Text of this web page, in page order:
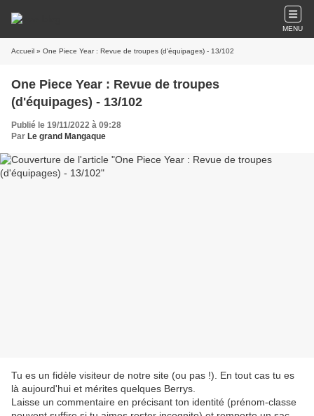
MENU
Accueil » One Piece Year : Revue de troupes (d'équipages) - 13/102
One Piece Year : Revue de troupes
(d'équipages) - 13/102
Publié le 19/11/2022 à 09:28
Par Le grand Mangaque
Tu es un fidèle visiteur de notre site (ou pas !). En tout cas tu es
là aujourd'hui et mérites quelques Berrys.
Laisse un commentaire en précisant ton identité (prénom-classe